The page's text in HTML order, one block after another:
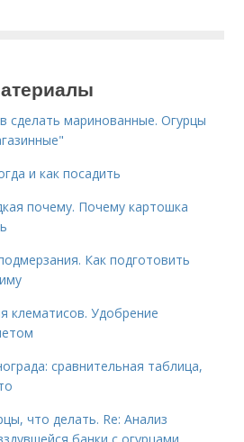
сделать маринованные. Огурцы
и как посадить
почему. Почему картошка
Как подготовить
клематисов. Удобрение
сравнительная таблица,
что делать. Re: Анализ